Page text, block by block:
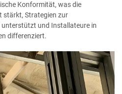
Konformität, was die
stärkt, Strategien zur
und Installateure in
differenziert.